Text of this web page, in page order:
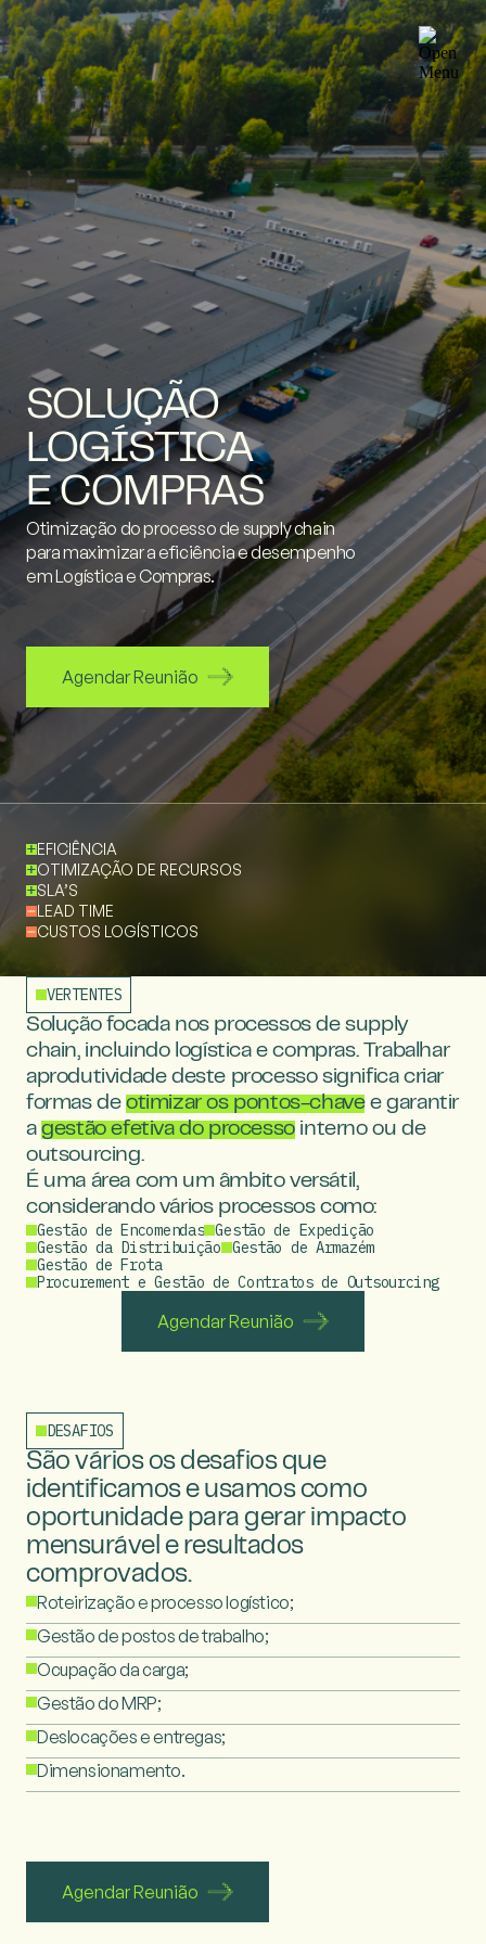
SOLUÇÃO
LOGÍSTICA
E COMPRAS
Otimização do processo de supplychain
para maximizar a eficiência edesempenho
em Logística e Compras.
Agendar Reunião
EFICIÊNCIA
OTIMIZAÇÃO DE RECURSOS
SLA’S
LEAD TIME
CUSTOS LOGÍSTICOS
VERTENTES
Solução focada nos processos de supply
chain,incluindo logística e compras. Trabalhar
aprodutividade deste processo significa criar
formasdeotimizar os pontos-chavee garantir
agestãoefetiva do processointerno ou de
outsourcing.
É uma área com um âmbito versátil,
considerandovários processos como:
Gestão de Encomendas Gestão de Expedição
Gestão da Distribuição
Gestão de Armazém
Gestão de Frota
Procurement e Gestão de Contratos de Outsourcing
Agendar Reunião
DESAFIOS
São vários os desafios que
identificamose usamos como
oportunidade para gerar impacto
mensurável e resultados
comprovados.
Roteirização e processo logístico;
Gestão de postos de trabalho;
Ocupação da carga;
Gestão do MRP;
Deslocações e entregas;
Dimensionamento.
Agendar Reunião